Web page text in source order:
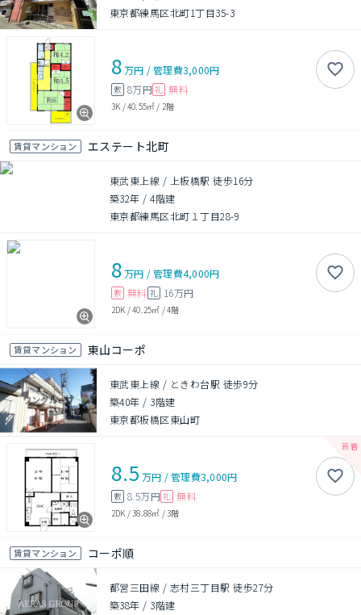
東京都練馬区北町1丁目35-3
8万円 /管理費3,000円
敷 8万円 礼 無料
3K /40.55㎡ / 2階
賃貸マンション エステート北町
東武東上線 / 上板橋駅 徒歩16分
築32年 /4階建
東京都練馬区北町１丁目28-9
8万円 /管理費4,000円
敷 無料 礼 16万円
2DK /40.25㎡ /4階
賃貸マンション 東山コーポ
東武東上線 / ときわ台駅 徒歩9分
築40年 / 3階建
東京都板橋区東山町
8.5 万円 /管理費3,000円
敷 8.5万円 礼 無料
2DK /38.88㎡ /3階
賃貸マンション コーポ順
都営三田線 / 志村三丁目駅 徒歩27分
築38年 / 3階建